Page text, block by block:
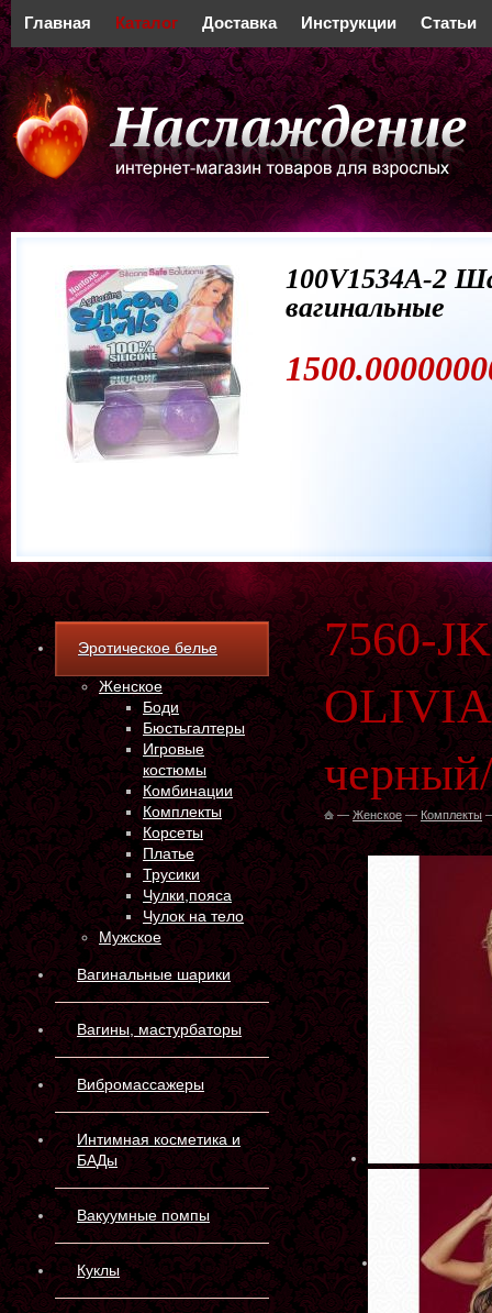
Главная Каталог Доставка Инструкции Статьи
100V1534A-2
вагинальные
Эротическое белье
Женское
Боди
Бюстьгалтеры
Игровые
костюмы
Комбинации
Комплекты
Корсеты
Платье
Трусики
Чулки,пояса
Чулок на тело
Мужское
Вагинальные шарики
Вагины, мастурбаторы
Вибромассажеры
Интимная косметика и
БАДы
Вакуумные помпы
Куклы
7560-
OLIVIA
—Женское —Комплекты